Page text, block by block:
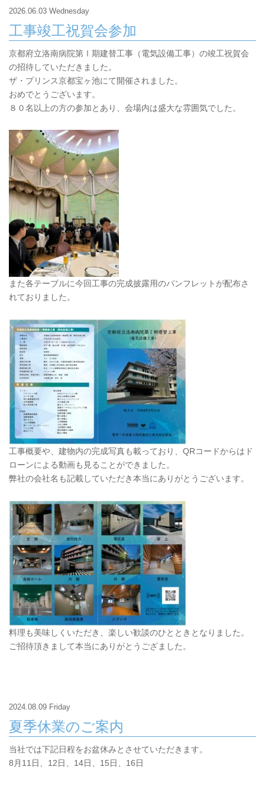
2026.06.03 Wednesday
工事竣工祝賀会参加
京都府立洛南病院第Ⅰ期建替工事（電気設備工事）の竣工祝賀会
の招待していただきました。
ザ・プリンス京都宝ヶ池にて開催されました。
おめでとうございます。
８０名以上の方の参加とあり、会場内は盛大な雰囲気でした。
また各テーブルに今回工事の完成披露用のパンフレットが配布さ
れておりました。
工事概要や、建物内の完成写真も載っており、QRコードからはド
ローンによる動画も見ることができました。
弊社の会社名も記載していただき本当にありがとうございます。
料理も美味しくいただき、楽しい歓談のひとときとなりました。
ご招待頂きまして本当にありがとうござました。
2024.08.09 Friday
夏季休業のご案内
当社では下記日程をお盆休みとさせていただきます。
8月11日、12日、14日、15日、16日